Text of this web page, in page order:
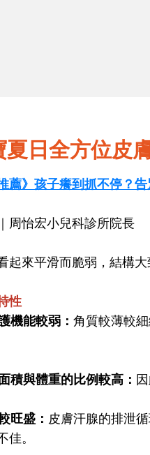
夏日全方位皮
薦》孩子癢到抓不停？
周怡宏小兒科診所院長
起來平滑而脆弱，結構
性
機能較弱： 角質較薄較
積與體重的比例較高：
旺盛： 皮膚汗腺的排泄
。